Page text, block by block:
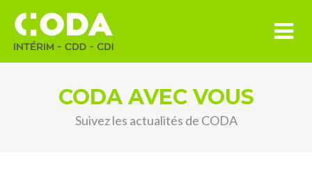
CODA AVEC VOUS
Suivez les actualités de CODA